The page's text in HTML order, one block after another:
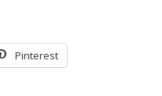
Pinterest